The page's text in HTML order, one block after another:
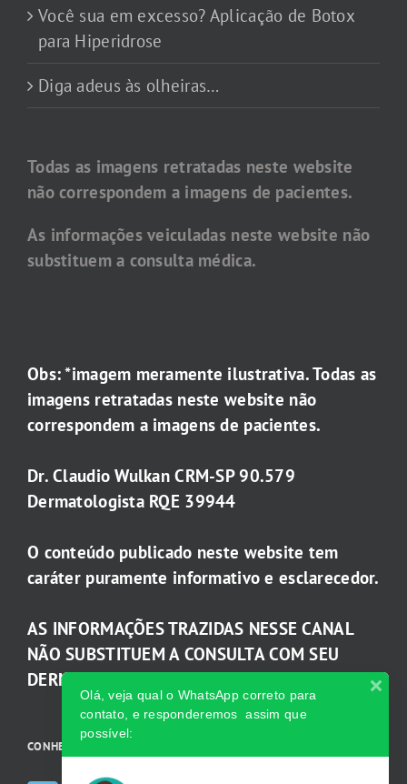
Você sua em excesso? Aplicação de Botox
para Hiperidrose
Diga adeus às olheiras…
Todas as imagens retratadas neste website
não correspondem a imagens de pacientes.
As informações veiculadas neste website não
substituem a consulta médica.
Obs: *imagem meramente ilustrativa. Todas as
imagens retratadas neste website não
correspondem a imagens de pacientes.
Dr. Claudio Wulkan CRM-SP 90.579
Dermatologista RQE 39944
O conteúdo publicado neste website tem
caráter puramente informativo e esclarecedor.
AS INFORMAÇÕES TRAZIDAS NESSE CANAL
NÃO SUBSTITUEM A CONSULTA COM SEU
DERMATOLOGISTA.
CONHEÇA AS INCRÍVEIS Redes Sociais da Clínica
Olá, veja qual o WhatsApp correto para
contato, e responderemos assim que
possível: